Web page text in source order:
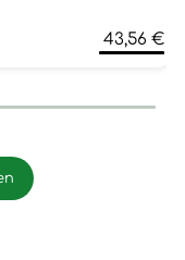
43,56 €